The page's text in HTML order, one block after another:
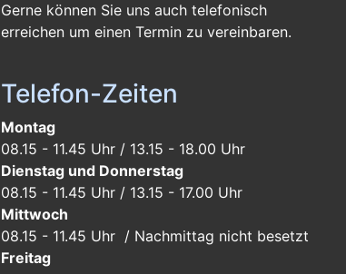
Gerne können Sie uns auch telefonisch
erreichen um einen Termin zu vereinbaren.
Telefon-Zeiten
Montag
08.15 - 11.45 Uhr / 13.15 - 18.00 Uhr
Dienstag und Donnerstag
08.15 - 11.45 Uhr / 13.15 - 17.00 Uhr
Mittwoch
08.15 - 11.45 Uhr / Nachmittag nicht besetzt
Freitag